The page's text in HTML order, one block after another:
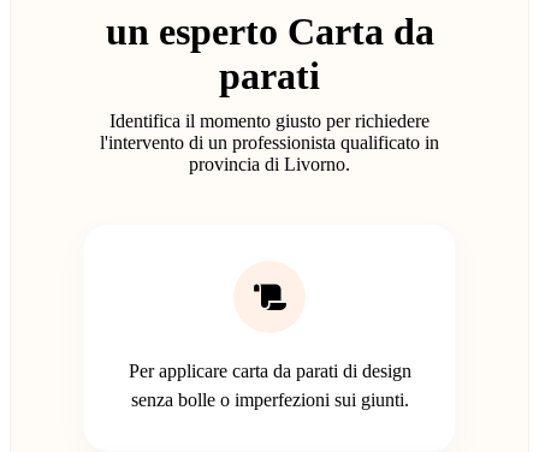
un esperto Carta da
parati
Identifica il momento giusto per richiedere
l'intervento di un professionista qualificato in
provincia di Livorno.
Per applicare carta da parati di design
senza bolle o imperfezioni sui giunti.